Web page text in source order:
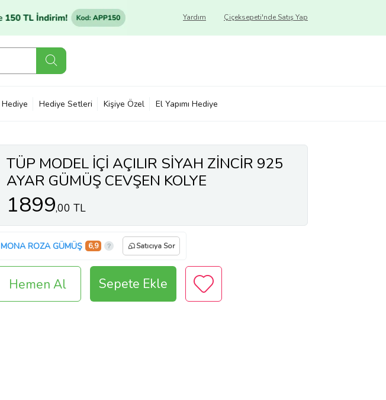
Çiçeksepeti'nde Satış Yap
Yardım
Hediye Hediye Setleri Kişiye Özel El Yapımı Hediye
TÜP MODEL İÇİ AÇILIR SİYAH ZİNCİR 925
AYAR GÜMÜŞ CEVŞEN KOLYE
1899,00 TL
MONA ROZA GÜMÜŞ 6,9 Satıcıya Sor
Hemen Al Sepete Ekle